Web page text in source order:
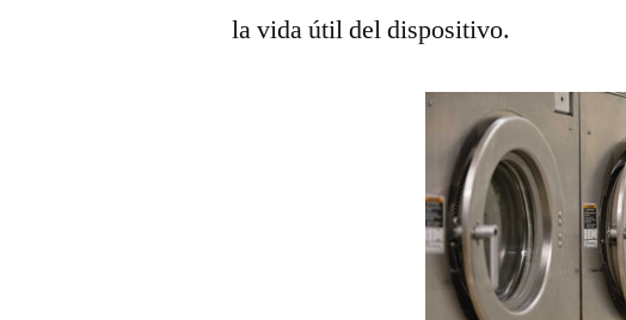
la vida útil del dispositivo.